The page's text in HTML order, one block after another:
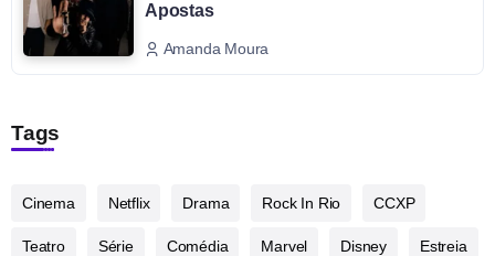
Apostas
Amanda Moura
Tags
Cinema Netflix Drama Rock In Rio CCXP
Teatro Série Comédia Marvel Disney Estreia